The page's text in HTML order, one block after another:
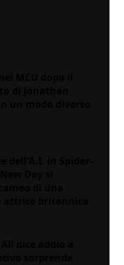
MCU dopo il
di Jonathan
dell'A.I. in Spider-
Day si
dice addio a
sorprende